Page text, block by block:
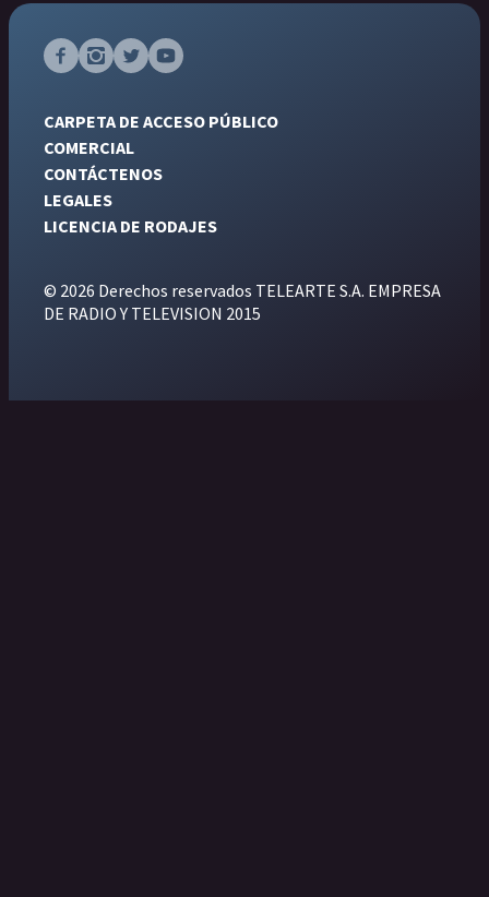
CARPETA DE ACCESO PÚBLICO
COMERCIAL
CONTÁCTENOS
LEGALES
LICENCIA DE RODAJES
© 2026 Derechos reservados TELEARTE S.A. EMPRESA
DE RADIO Y TELEVISION 2015